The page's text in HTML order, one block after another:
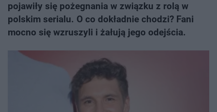
pojawiły się pożegnania w związku z rolą w
polskim serialu. O co dokładnie chodzi? Fani
mocno się wzruszyli i żałują jego odejścia.